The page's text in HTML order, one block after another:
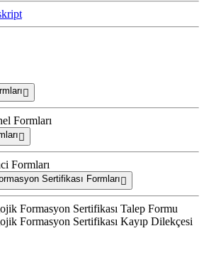
Formları
Formları
Sertifikası Formları
Formasyon Sertifikası Talep Formu
Formasyon Sertifikası Kayıp Dilekçesi